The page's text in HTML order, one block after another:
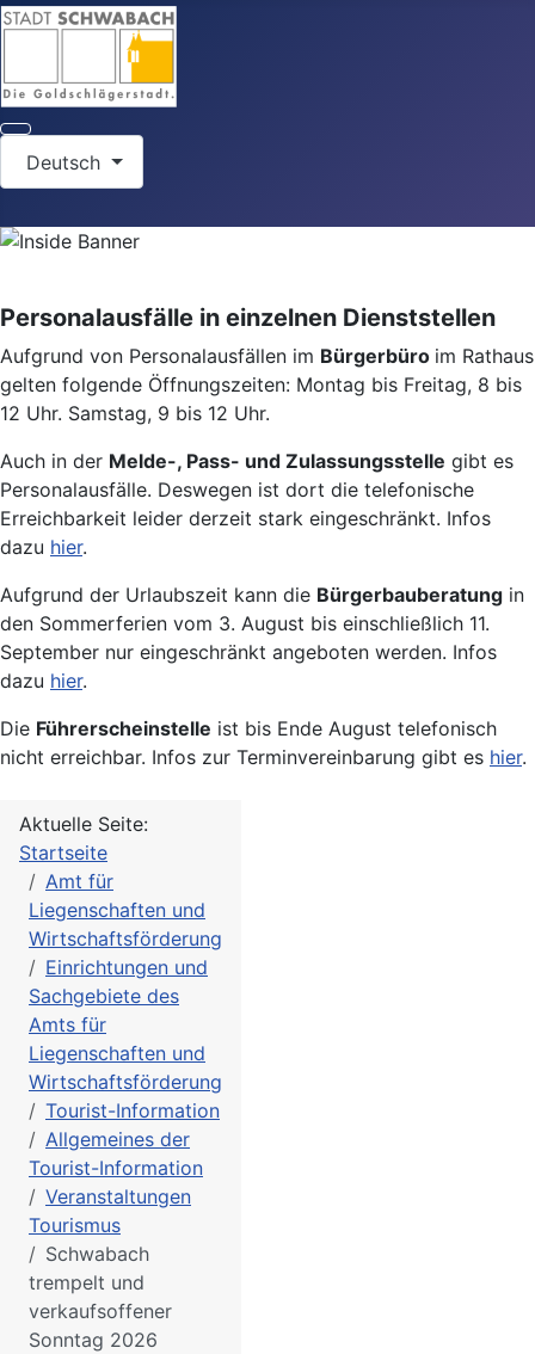
Deutsch
Personalausfälle in einzelnen Dienststellen
Aufgrund von Personalausfällen im Bürgerbüro im Rathaus
gelten folgende Öffnungszeiten: Montag bis Freitag, 8 bis
12 Uhr. Samstag, 9 bis 12 Uhr.
Auch in der Melde-, Pass- und Zulassungsstelle gibt es
Personalausfälle. Deswegen ist dort die telefonische
Erreichbarkeit leider derzeit stark eingeschränkt. Infos
dazu hier.
Aufgrund der Urlaubszeit kann die Bürgerbauberatung in
den Sommerferien vom 3. August bis einschließlich 11.
September nur eingeschränkt angeboten werden. Infos
dazu hier.
Die Führerscheinstelle ist bis Ende August telefonisch
nicht erreichbar. Infos zur Terminvereinbarung gibt es hier.
Aktuelle Seite:
Startseite
Amt für
Liegenschaften und
Wirtschaftsförderung
Einrichtungen und
Sachgebiete des
Amts für
Liegenschaften und
Wirtschaftsförderung
Tourist-Information
Allgemeines der
Tourist-Information
Veranstaltungen
Tourismus
Schwabach
trempelt und
verkaufsoffener
Sonntag 2026